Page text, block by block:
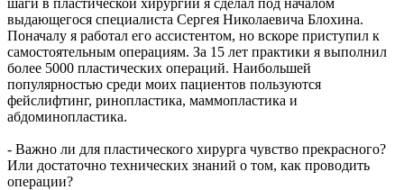
выдающегося специалиста Сергея Николаевича Блохина.
Поначалу я работал его ассистентом, но вскоре приступил к
самостоятельным операциям. За 15 лет практики я выполнил
более 5000 пластических операций. Наибольшей
популярностью среди моих пациентов пользуются
фейслифтинг, ринопластика, маммопластика и
абдоминопластика.
- Важно ли для пластического хирурга чувство прекрасного?
Или достаточно технических знаний о том, как проводить
операции?